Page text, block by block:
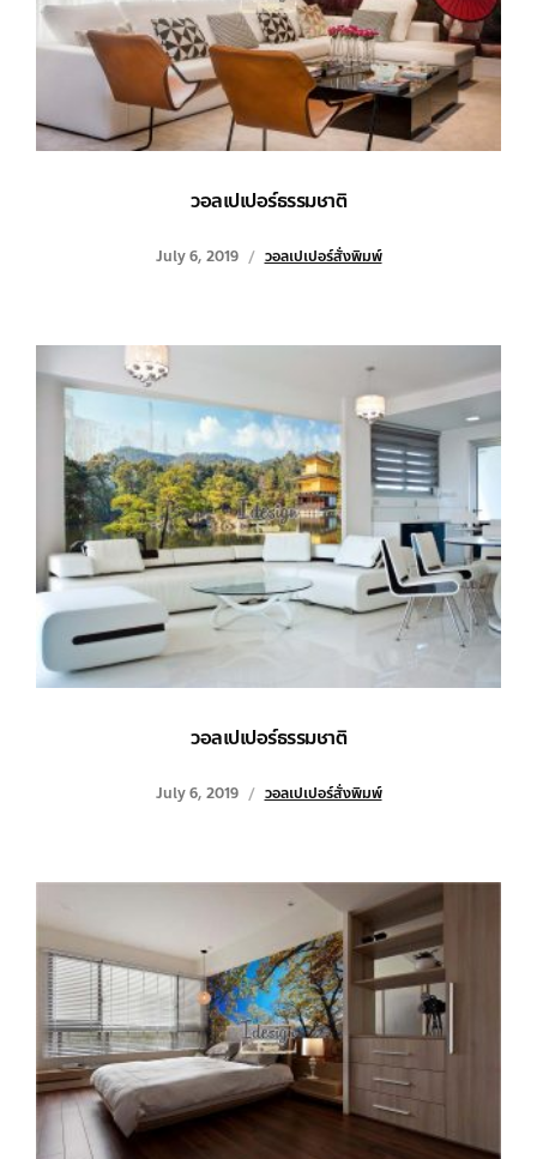
วอลเปเปอร์ธรรมชาติ
July 6, 2019 วอลเปเปอร์สั่งพิมพ์
วอลเปเปอร์ธรรมชาติ
July 6, 2019 วอลเปเปอร์สั่งพิมพ์